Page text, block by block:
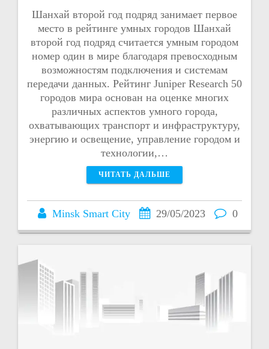
Шанхай второй год подряд занимает первое
место в рейтинге умных городов Шанхай
второй год подряд считается умным городом
номер один в мире благодаря превосходным
возможностям подключения и системам
передачи данных. Рейтинг Juniper Research 50
городов мира основан на оценке многих
различных аспектов умного города,
охватывающих транспорт и инфраструктуру,
энергию и освещение, управление городом и
технологии,…
ЧИТАТЬ ДАЛЬШЕ
Minsk Smart City 29/05/2023 0